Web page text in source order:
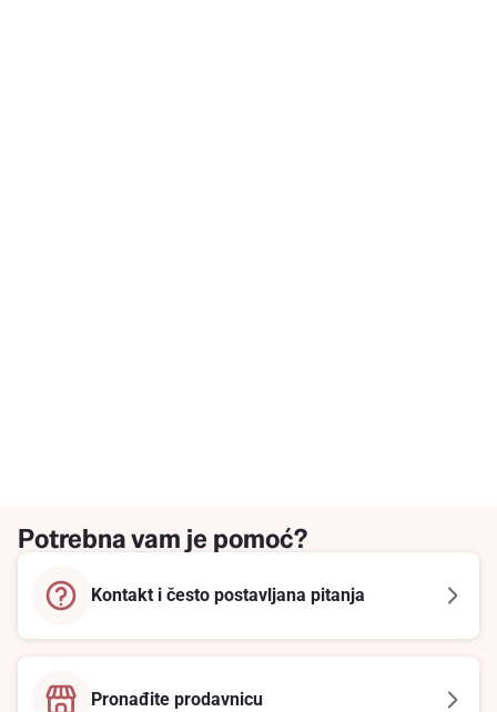
Potrebna vam je pomoć?
Kontakt i često postavljana pitanja
Pronađite prodavnicu